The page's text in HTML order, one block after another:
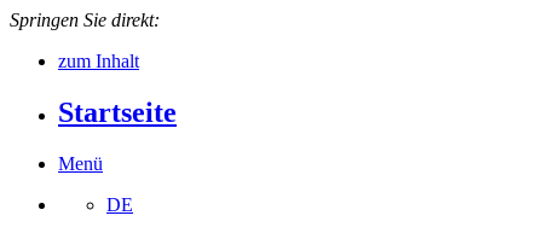
Springen Sie direkt:
zum Inhalt
Startseite
Menü
DE